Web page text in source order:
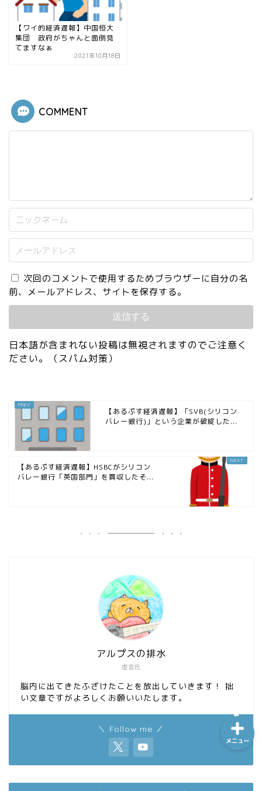
【ワイ的経済遅報】中国恒大
集団 政府がちゃんと面倒見
てますなぁ
2021年10月18日
COMMENT
次回のコメントで使用するためブラウザーに自分の名
前、メールアドレス、サイトを保存する。
日本語が含まれない投稿は無視されますのでご注意く
ださい。（スパム対策）
【あるぷす経済遅報】「SVB(シリコン
バレー銀行)」という企業が破綻した...
【あるぷす経済遅報】HSBCがシリコン
バレー銀行「英国部門」を買収したそ...
虚言氏
アルプスの排水
脳内に出てきたふざけたことを放出していきます！ 拙
い文章ですがよろしくお願いいたします。
＼ Follow me ／
メニュー
シーケンス制御